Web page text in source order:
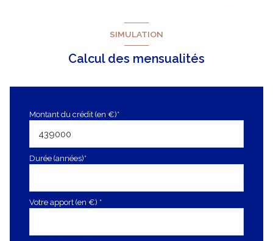
SIMULATION
Calcul des mensualités
Montant du crédit (en €)*
Durée (années)*
Votre apport (en €) *